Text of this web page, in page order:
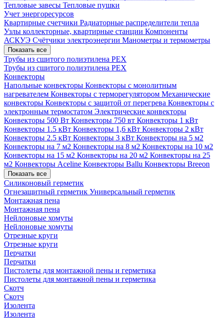
Тепловые завесы Тепловые пушки
Учет энергоресурсов
Квартирные счетчики Радиаторные распределители тепла
Узлы коллекторные, квартирные станции Компоненты
АСКУЭ Счётчики электроэнергии Манометры и термометры
Показать все
Трубы из сшитого полиэтилена PEX
Трубы из сшитого полиэтилена PEX
Конвекторы
Напольные конвекторы Конвекторы с монолитным
нагревателем Конвекторы с терморегулятором Механические
конвекторы Конвекторы с защитой от перегрева Конвекторы с
электронным термостатом Электрические конвекторы
Конвекторы 500 Вт Конвекторы 750 вт Конвекторы 1 кВт
Конвекторы 1.5 кВт Конвекторы 1,6 кВт Конвекторы 2 кВт
Конвекторы 2.5 кВт Конвекторы 3 кВт Конвекторы на 5 м2
Конвекторы на 7 м2 Конвекторы на 8 м2 Конвекторы на 10 м2
Конвекторы на 15 м2 Конвекторы на 20 м2 Конвекторы на 25
м2 Конвекторы Aceline Конвекторы Ballu Конвекторы Breeon
Показать все
Силиконовый герметик
Огнезащитный герметик Универсальный герметик
Монтажная пена
Монтажная пена
Нейлоновые хомуты
Нейлоновые хомуты
Отрезные круги
Отрезные круги
Перчатки
Перчатки
Пистолеты для монтажной пены и герметика
Пистолеты для монтажной пены и герметика
Скотч
Скотч
Изолента
Изолента